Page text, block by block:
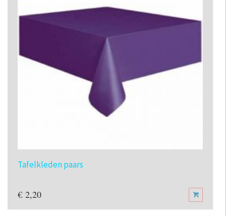
Tafelkleden paars
€ 2,20